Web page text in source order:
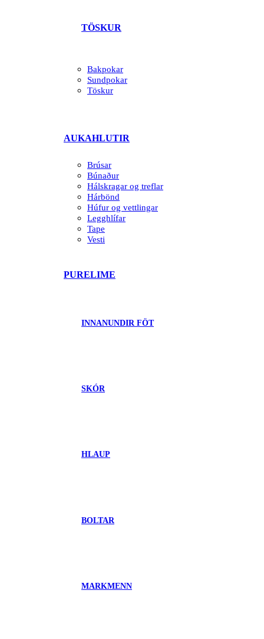
TÖSKUR
Bakpokar
Sundpokar
Töskur
AUKAHLUTIR
Brúsar
Búnaður
Hálskragar og treflar
Hárbönd
Húfur og vettlingar
Legghlífar
Tape
Vesti
PURELIME
INNANUNDIR FÖT
SKÓR
HLAUP
BOLTAR
MARKMENN